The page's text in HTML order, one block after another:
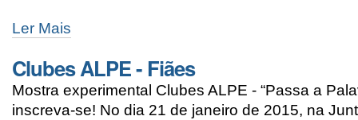
Ler Mais
Clubes ALPE - Fiães
Mostra experimental Clubes ALPE - “Passa a
inscreva-se! No dia 21 de janeiro de 2015, na